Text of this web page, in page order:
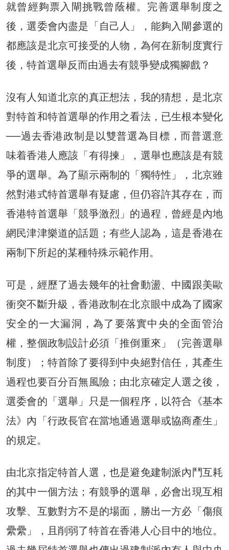
就曾經夠票入閘挑戰曾蔭權。完善選舉制度之
後，選委會內盡是「自己人」，能夠入閘參選的
都應該是北京可接受的人物，為何在新制度實行
後，特首選舉反而由過去有競爭變成獨腳戲？
沒有人知道北京的真正想法，我的猜想，是北京
對特首和特首選舉的作用之看法，已生根本變化
──過去香港政制是以雙普選為目標，而普選意
味着香港人應該「有得揀」，選舉也應該是有競
爭的選舉。為了顯示兩制的「獨特性」，北京雖
然對港式特首選舉有疑慮，但仍容許其存在，而
香港特首選舉「競爭激烈」的過程，曾經是內地
網民津津樂道的話題；有些人認為，這是香港在
兩制下所起的某種特殊示範作用。
可是，經歷了過去幾年的社會動盪、中國跟美歐
衝突不斷升級，香港政制在北京眼中成為了國家
安全的一大漏洞，為了要落實中央的全面管治
權，整個政制設計必須「推倒重來」（完善選舉
制度）；特首除了要得到中央絕對信任，其產生
過程也要百分百無風險；由北京確定人選之後，
選委會的「選舉」只是一個程序，以符合《基本
法》內「行政長官在當地通過選舉或協商產生」
的規定。
由北京指定特首人選，也是避免建制派內鬥互耗
的其中一個方法；有競爭的選舉，必會出現互相
攻擊、互數對方不是的場面，勝出一方必「傷痕
纍纍」，且削弱了特首在香港人心目中的地位。